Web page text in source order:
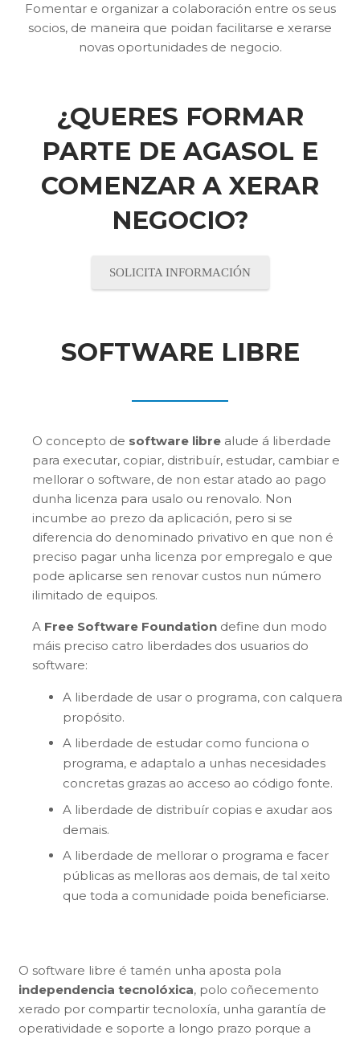
Fomentar e organizar a colaboración entre os seus
socios, de maneira que poidan facilitarse e xerarse
novas oportunidades de negocio.
¿QUERES FORMAR
PARTE DE AGASOL E
COMENZAR A XERAR
NEGOCIO?
SOLICITA INFORMACIÓN
SOFTWARE LIBRE
O concepto de software libre alude á liberdade
para executar, copiar, distribuír, estudar, cambiar e
mellorar o software, de non estar atado ao pago
dunha licenza para usalo ou renovalo. Non
incumbe ao prezo da aplicación, pero si se
diferencia do denominado privativo en que non é
preciso pagar unha licenza por empregalo e que
pode aplicarse sen renovar custos nun número
ilimitado de equipos.
A Free Software Foundation define dun modo
máis preciso catro liberdades dos usuarios do
software:
A liberdade de usar o programa, con calquera
propósito.
A liberdade de estudar como funciona o
programa, e adaptalo a unhas necesidades
concretas grazas ao acceso ao código fonte.
A liberdade de distribuír copias e axudar aos
demais.
A liberdade de mellorar o programa e facer
públicas as melloras aos demais, de tal xeito
que toda a comunidade poida beneficiarse.
O software libre é tamén unha aposta pola
independencia tecnolóxica, polo coñecemento
xerado por compartir tecnoloxía, unha garantía de
operatividade e soporte a longo prazo porque a